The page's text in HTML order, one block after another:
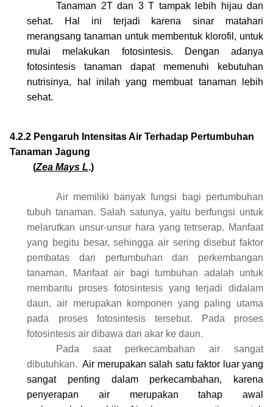
Tanaman 2T dan 3 T tampak lebih hijau dan
sehat. Hal ini terjadi karena sinar matahari
merangsang tanaman untuk membentuk klorofil, untuk
mulai melakukan fotosintesis. Dengan adanya
fotosintesis tanaman dapat memenuhi kebutuhan
nutrisinya, hal inilah yang membuat tanaman lebih
sehat.
4.2.2 Pengaruh Intensitas Air Terhadap Pertumbuhan
Tanaman Jagung
(Zea Mays L.)
Air memiliki banyak fungsi bagi pertumbuhan
tubuh tanaman. Salah satunya, yaitu berfungsi untuk
melarutkan unsur-unsur hara yang tetrserap. Manfaat
yang begitu besar, sehingga air sering disebut faktor
pembatas dari pertumbuhan dan perkembangan
tanaman. Manfaat air bagi tumbuhan adalah untuk
membantu proses fotosintesis yang terjadi didalam
daun, air merupakan komponen yang paling utama
pada proses fotosintesis tersebut. Pada proses
fotosintesis air dibawa dari akar ke daun.
Pada saat perkecambahan air sangat
dibutuhkan. Air merupakan salah satu faktor luar yang
sangat penting dalam perkecambahan, karena
penyerapan air merupakan tahap awal